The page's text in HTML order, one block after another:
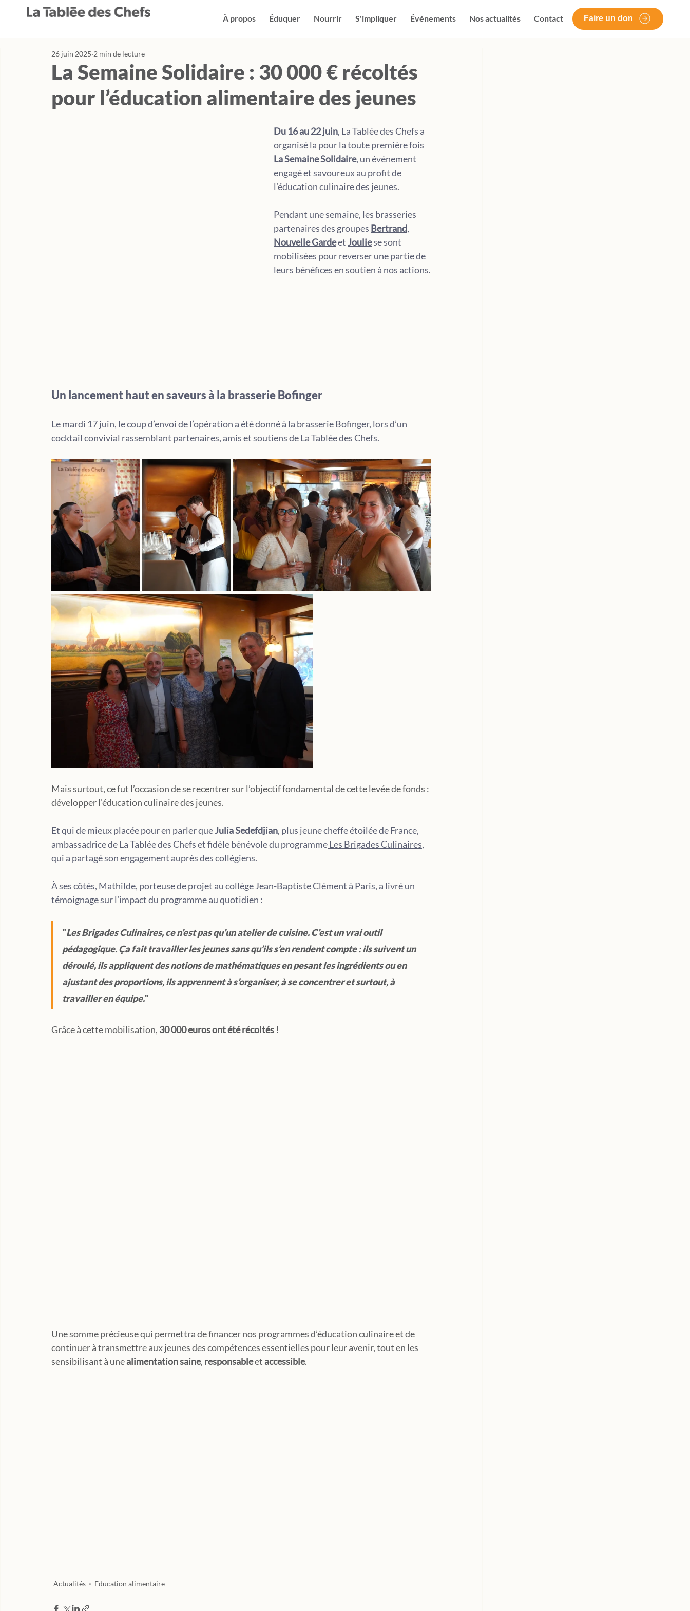
À propos Éduquer Nourrir S'impliquer Événements Nos actualités Contact Faire un don
La Semaine Solidaire : 30 000 € récoltés
pour l’éducation alimentaire des jeunes
26 juin 2025 2 min de lecture
Du 16 au 22 juin, La Tablée des Chefs a
organisé la pour la toute première fois
La Semaine Solidaire, un événement
engagé et savoureux au profit de
l’éducation culinaire des jeunes.
Pendant une semaine, les brasseries
partenaires des groupes Bertrand,
Nouvelle Garde et Joulie se sont
mobilisées pour reverser une partie de
leurs bénéfices en soutien à nos actions.
Un lancement haut en saveurs à la brasserie Bofinger
Le mardi 17 juin, le coup d’envoi de l’opération a été donné à la brasserie Bofinger, lors d’un
cocktail convivial rassemblant partenaires, amis et soutiens de La Tablée des Chefs.
Mais surtout, ce fut l’occasion de se recentrer sur l’objectif fondamental de cette levée de fonds :
développer l’éducation culinaire des jeunes.
Et qui de mieux placée pour en parler que Julia Sedefdjian, plus jeune cheffe étoilée de France,
ambassadrice de La Tablée des Chefs et fidèle bénévole du programme Les Brigades Culinaires,
qui a partagé son engagement auprès des collégiens.
À ses côtés, Mathilde, porteuse de projet au collège Jean-Baptiste Clément à Paris, a livré un
témoignage sur l’impact du programme au quotidien :
"Les Brigades Culinaires, ce n’est pas qu’un atelier de cuisine. C’est un vrai outil
pédagogique. Ça fait travailler les jeunes sans qu’ils s’en rendent compte : ils suivent un
déroulé, ils appliquent des notions de mathématiques en pesant les ingrédients ou en
ajustant des proportions, ils apprennent à s’organiser, à se concentrer et surtout, à
travailler en équipe."
Grâce à cette mobilisation, 30 000 euros ont été récoltés !
Une somme précieuse qui permettra de financer nos programmes d’éducation culinaire et de
continuer à transmettre aux jeunes des compétences essentielles pour leur avenir, tout en les
sensibilisant à une alimentation saine, responsable et accessible.
Actualités Education alimentaire